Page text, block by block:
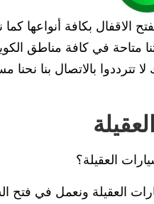
الاقفال بكافة أنواعها
متاحة في كافة مناطق
العقيلة؟
العقيلة ونعمل في فتح